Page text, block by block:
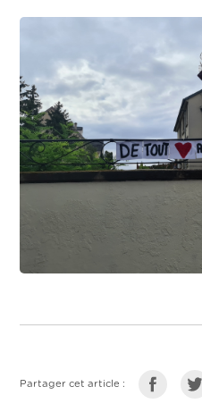
Partager cet article :